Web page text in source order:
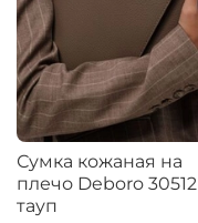
Сумка кожаная на
плечо Deboro 30512
тауп